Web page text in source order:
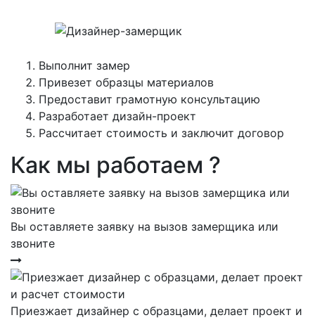
Выполнит замер
Привезет образцы материалов
Предоставит грамотную консультацию
Разработает дизайн-проект
Рассчитает стоимость и заключит договор
Как мы работаем ?
Вы оставляете заявку на вызов замерщика или
звоните
Приезжает дизайнер с образцами, делает проект и